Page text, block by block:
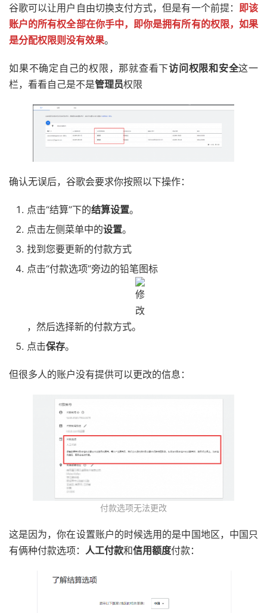
谷歌可以让用户自由切换支付方式，但是有一个前提： 即该
账户的所有权全部在你手中，即你是拥有所有的权限，如果
是分配权限则没有效果。
如果不确定自己的权限，那就查看下访问权限和安全这一
栏，看看自己是不是管理员权限
确认无误后，谷歌会要求你按照以下操作：
点击“结算”下的结算设置。
点击左侧菜单中的设置。
找到您要更新的付款方式
点击“付款选项”旁边的铅笔图标
，然后选择新的付款方式。
点击保存。
但很多人的账户没有提供可以更改的信息：
付款选项无法更改
这是因为，你在设置账户的时候选用的是中国地区，中国只
有俩种付款选项： 人工付款和信用额度付款：